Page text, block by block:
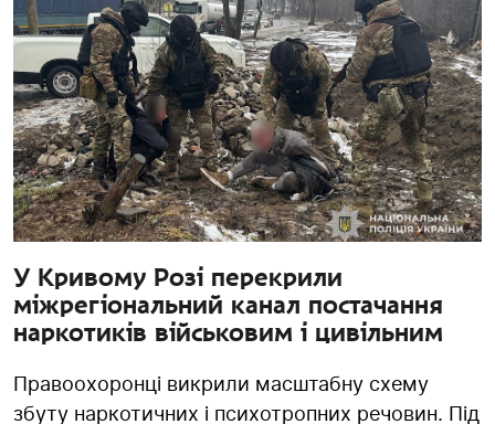
У Кривому Розі перекрили
міжрегіональний канал постачання
наркотиків військовим і цивільним
Правоохоронці викрили масштабну схему
збуту наркотичних і психотропних речовин. Під